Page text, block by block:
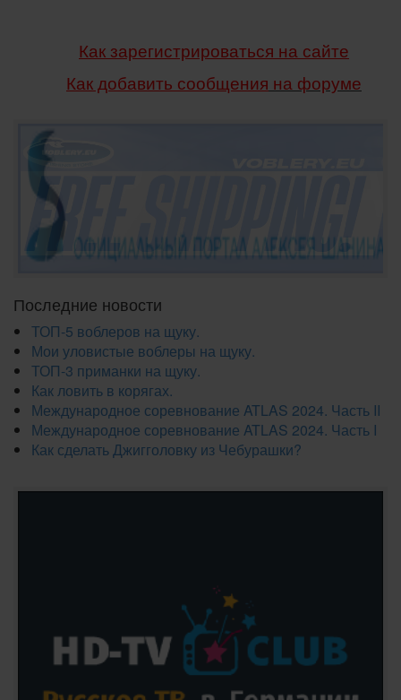
Как зарегистрироваться на сайте
Как добавить сообщения на форуме
Последние новости
ТОП-5 воблеров на щуку.
Мои уловистые воблеры на щуку.
ТОП-3 приманки на щуку.
Как ловить в корягах.
Международное соревнование ATLAS 2024. Часть II
Международное соревнование ATLAS 2024. Часть I
Как сделать Джигголовку из Чебурашки?